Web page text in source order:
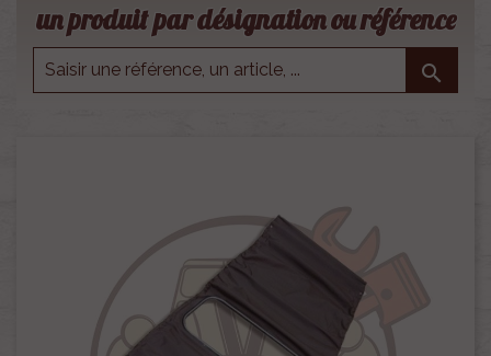
un produit par désignation ou référence
